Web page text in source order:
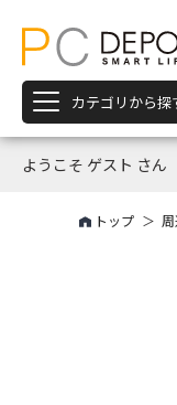
カテゴリから探
ようこそ ゲスト さん
トップ